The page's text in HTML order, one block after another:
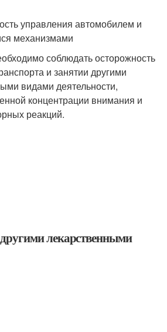
управления автомобилем и
механизмами
соблюдать осторожность
и занятии другими
видами деятельности,
концентрации внимания и
реакций.
лекарственными